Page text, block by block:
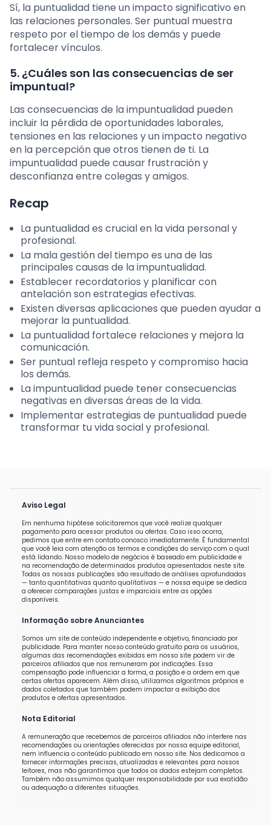
Sí, la puntualidad tiene un impacto significativo en
las relaciones personales. Ser puntual muestra
respeto por el tiempo de los demás y puede
fortalecer vínculos.
5. ¿Cuáles son las consecuencias de ser
impuntual?
Las consecuencias de la impuntualidad pueden
incluir la pérdida de oportunidades laborales,
tensiones en las relaciones y un impacto negativo
en la percepción que otros tienen de ti. La
impuntualidad puede causar frustración y
desconfianza entre colegas y amigos.
Recap
La puntualidad es crucial en la vida personal y
profesional.
La mala gestión del tiempo es una de las
principales causas de la impuntualidad.
Establecer recordatorios y planificar con
antelación son estrategias efectivas.
Existen diversas aplicaciones que pueden ayudar a
mejorar la puntualidad.
La puntualidad fortalece relaciones y mejora la
comunicación.
Ser puntual refleja respeto y compromiso hacia
los demás.
La impuntualidad puede tener consecuencias
negativas en diversas áreas de la vida.
Implementar estrategias de puntualidad puede
transformar tu vida social y profesional.
Aviso Legal
Em nenhuma hipótese solicitaremos que você realize qualquer
pagamento para acessar produtos ou ofertas. Caso isso ocorra,
pedimos que entre em contato conosco imediatamente. É fundamental
que você leia com atenção os termos e condições do serviço com o qual
está lidando. Nosso modelo de negócios é baseado em publicidade e
na recomendação de determinados produtos apresentados neste site.
Todas as nossas publicações são resultado de análises aprofundadas
— tanto quantitativas quanto qualitativas — e nossa equipe se dedica
a oferecer comparações justas e imparciais entre as opções
disponíveis.
Informação sobre Anunciantes
Somos um site de conteúdo independente e objetivo, financiado por
publicidade. Para manter nosso conteúdo gratuito para os usuários,
algumas das recomendações exibidas em nosso site podem vir de
parceiros afiliados que nos remuneram por indicações. Essa
compensação pode influenciar a forma, a posição e a ordem em que
certas ofertas aparecem. Além disso, utilizamos algoritmos próprios e
dados coletados que também podem impactar a exibição dos
produtos e ofertas apresentados.
Nota Editorial
A remuneração que recebemos de parceiros afiliados não interfere nas
recomendações ou orientações oferecidas por nossa equipe editorial,
nem influencia o conteúdo publicado em nosso site. Nos dedicamos a
fornecer informações precisas, atualizadas e relevantes para nossos
leitores, mas não garantimos que todos os dados estejam completos.
Também não assumimos qualquer responsabilidade por sua exatidão
ou adequação a diferentes situações.